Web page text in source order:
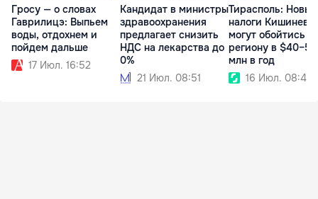
Гросу — о словах
Гаврилицэ: Выпьем
воды, отдохнем и
пойдем дальше
17 Июл. 16:52
Кандидат в министры
здравоохранения
предлагает снизить
НДС на лекарства до
0%
21 Июл. 08:51
Тирасполь: Новые
налоги Кишинева
могут обойтись
региону в $40–50
млн в год
16 Июл. 08:47